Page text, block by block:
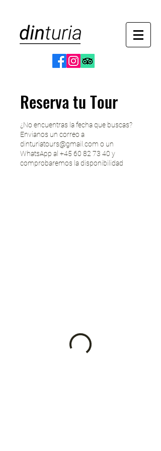
Reserva tu Tour
¿No encuentras la fecha que buscas?
Envianos un correo a
dinturiatours@gmail.com o un
WhatsApp al +45 60 82 73 40 y
comprobaremos la disponibilidad